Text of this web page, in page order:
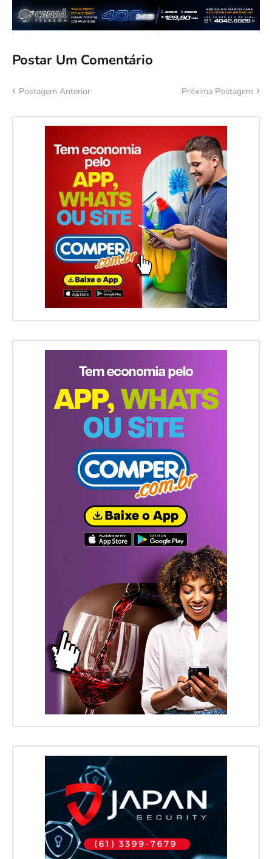
Postar Um Comentário
Postagem Anterior Próxima Postagem